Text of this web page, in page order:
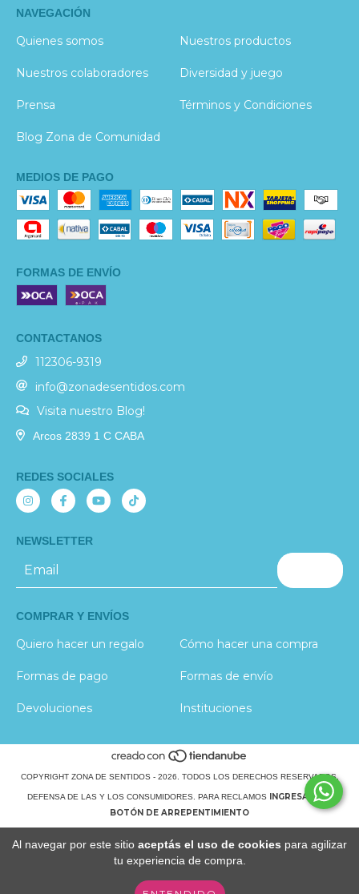
Al navegar por este sitio aceptás el uso de cookies para agilizar
tu experiencia de compra.
NAVEGACIÓN
Quienes somos Nuestros productos
Nuestros colaboradores Diversidad y juego
Prensa Términos y Condiciones
Blog Zona de Comunidad
MEDIOS DE PAGO
FORMAS DE ENVÍO
CONTACTANOS
112306-9319
info@zonadesentidos.com
Visita nuestro Blog!
Arcos 2839 1 C CABA
REDES SOCIALES
NEWSLETTER
COMPRAR Y ENVÍOS
Quiero hacer un regalo Cómo hacer una compra
Formas de pago Formas de envío
Devoluciones Instituciones
COPYRIGHT ZONA DE SENTIDOS - 2026. TODOS LOS DERECHOS RESERVADOS.
DEFENSA DE LAS Y LOS CONSUMIDORES. PARA RECLAMOS
INGRESÁ ACÁ.
BOTÓN DE ARREPENTIMIENTO